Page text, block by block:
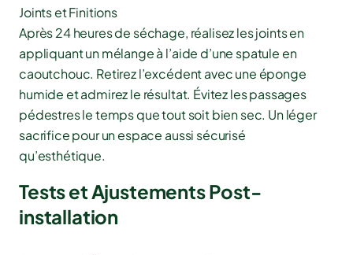
Joints et Finitions
Après 24 heures de séchage, réalisez les joints en
appliquant un mélange à l’aide d’une spatule en
caoutchouc. Retirez l’excédent avec une éponge
humide et admirez le résultat. Évitez les passages
pédestres le temps que tout soit bien sec. Un léger
sacrifice pour un espace aussi sécurisé
qu’esthétique.
Tests et Ajustements Post-
installation